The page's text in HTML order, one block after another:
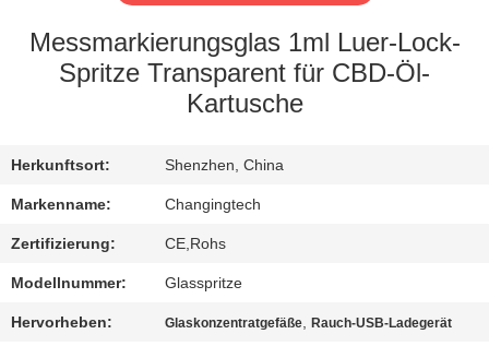
FABRIK
TOUR
NACHRICHTEN
ALLE
FÄLLE
Messmarkierungsglas 1ml Luer-Lock-
Spritze Transparent für CBD-Öl-
Kartusche
Herkunftsort: Shenzhen, China
Markenname: Changingtech
Zertifizierung: CE,Rohs
Modellnummer: Glasspritze
Hervorheben: Glaskonzentratgefäße,Rauch-USB-Ladegerät